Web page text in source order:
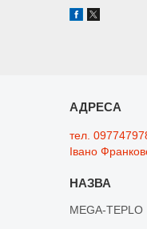
тел.
Івано
MEGA-TEPLO